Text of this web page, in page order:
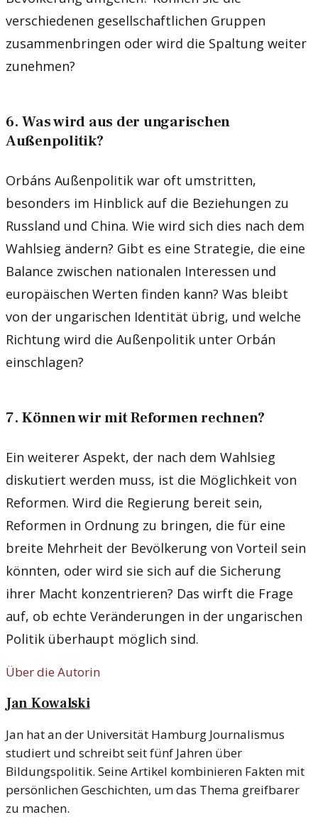
verschiedenen gesellschaftlichen Gruppen
zusammenbringen oder wird die Spaltung weiter
zunehmen?
6. Was wird aus der ungarischen
Außenpolitik?
Orbáns Außenpolitik war oft umstritten,
besonders im Hinblick auf die Beziehungen zu
Russland und China. Wie wird sich dies nach dem
Wahlsieg ändern? Gibt es eine Strategie, die eine
Balance zwischen nationalen Interessen und
europäischen Werten finden kann? Was bleibt
von der ungarischen Identität übrig, und welche
Richtung wird die Außenpolitik unter Orbán
einschlagen?
7. Können wir mit Reformen rechnen?
Ein weiterer Aspekt, der nach dem Wahlsieg
diskutiert werden muss, ist die Möglichkeit von
Reformen. Wird die Regierung bereit sein,
Reformen in Ordnung zu bringen, die für eine
breite Mehrheit der Bevölkerung von Vorteil sein
könnten, oder wird sie sich auf die Sicherung
ihrer Macht konzentrieren? Das wirft die Frage
auf, ob echte Veränderungen in der ungarischen
Politik überhaupt möglich sind.
Über die Autorin
Jan Kowalski
Jan hat an der Universität Hamburg Journalismus
studiert und schreibt seit fünf Jahren über
Bildungspolitik. Seine Artikel kombinieren Fakten mit
persönlichen Geschichten, um das Thema greifbarer
zu machen.